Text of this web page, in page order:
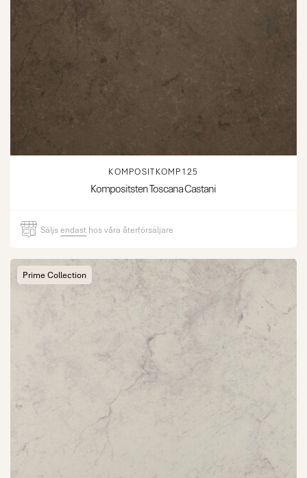
KOMPOSITKOMP125
Kompositsten Toscana Castani
Säljsendast hos våra återförsäljare
Prime Collection